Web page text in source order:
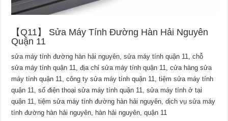
【Q11】 Sửa Máy Tính Đường Hàn Hải Nguyên
Quận 11
sửa máy tính đường hàn hải nguyên, sửa máy tính quận 11, chỗ
sửa máy tính quận 11, địa chỉ sửa máy tính quận 11, cửa hàng sửa
máy tính quận 11, công ty sửa máy tính quận 11, tiệm sửa máy tính
quận 11, số điện thoại sửa máy tính quận 11, sửa máy tính ở tại
quận 11, tiệm sửa máy tính đường hàn hải nguyên, dịch vụ sửa máy
tính đường hàn hải nguyên, hàn hải nguyên, quận 11